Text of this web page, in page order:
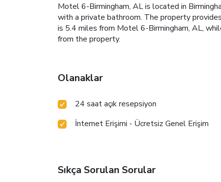
Motel 6-Birmingham, AL is located in
with a private bathroom. The property
is 5.4 miles from Motel 6-Birmingham, AL,
from the property.
Olanaklar
24 saat açık resepsiyon
İnternet Erişimi - Ücretsiz Genel Erişim
Sıkça Sorulan Sorular